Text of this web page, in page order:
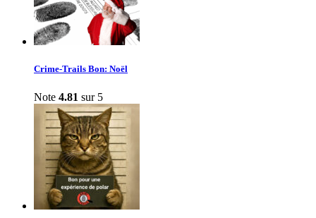
Crime-Trails Bon: Noël
Note 4.81 sur 5